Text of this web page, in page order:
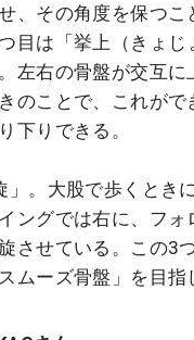
、その角度を保つこ
目は「挙上（きょじ
。左右の骨盤が交互
のことで、これがで
下りできる。
」。大股で歩くとき
ングでは右に、フォ
させている。この3
ムーズ骨盤」を目指